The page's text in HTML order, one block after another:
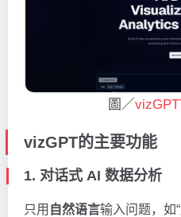
圖／
vizGPT的主要功能
1. 对话式 AI 数据分析
只用 自然语言输入问题，如